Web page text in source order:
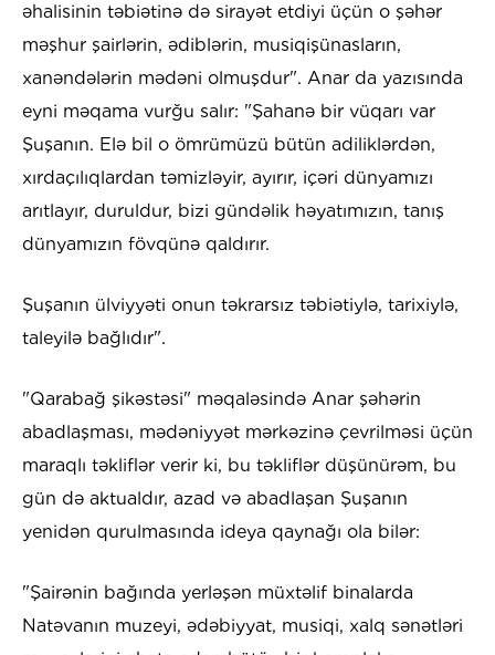
əhalisinin təbiətinə də sirayət etdiyi üçün o şəhər
məşhur şairlərin, ədiblərin, musiqişünasların,
xanəndələrin mədəni olmuşdur". Anar da yazısında
eyni məqama vurğu salır: "Şahanə bir vüqarı var
Şuşanın. Elə bil o ömrümüzü bütün adiliklərdən,
xırdaçılıqlardan təmizləyir, ayırır, içəri dünyamızı
arıtlayır, duruldur, bizi gündəlik həyatımızın, tanış
dünyamızın fövqünə qaldırır.
Şuşanın ülviyyəti onun təkrarsız təbiətiylə, tarixiylə,
taleyilə bağlıdır".
"Qarabağ şikəstəsi" məqaləsində Anar şəhərin
abadlaşması, mədəniyyət mərkəzinə çevrilməsi üçün
maraqlı təkliflər verir ki, bu təkliflər düşünürəm, bu
gün də aktualdır, azad və abadlaşan Şuşanın
yenidən qurulmasında ideya qaynağı ola bilər:
"Şairənin bağında yerləşən müxtəlif binalarda
Natəvanın muzeyi, ədəbiyyat, musiqi, xalq sənətləri